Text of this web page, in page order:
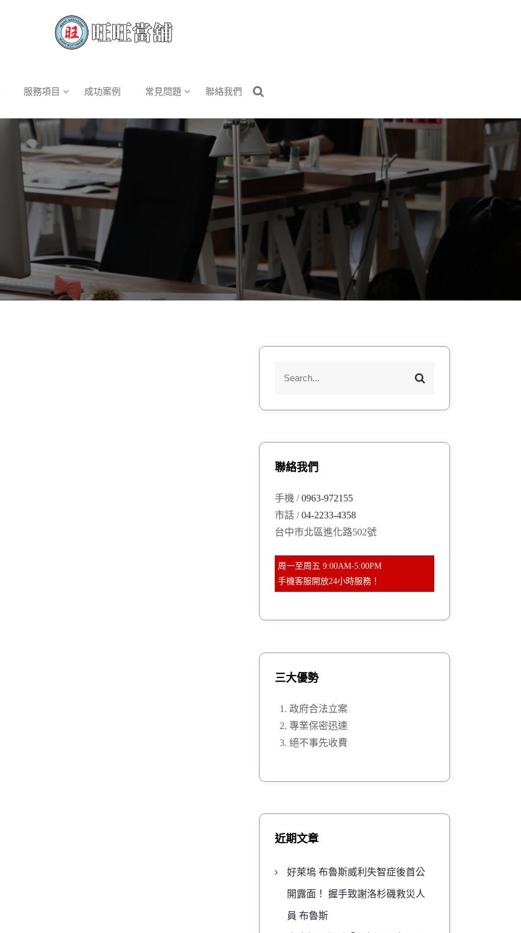
服務項目 成功案例 常見問題 聯絡我們
f
S
r
聯絡我們
手機 /0963-972155
市話 /04-2233-4358
台中市北區進化路502號
周一至周五 9:00AM-5:00PM
手機客服開放24小時服務！
三大優勢
政府合法立案
專業保密迅速
絕不事先收費
近期文章
好萊塢 布魯斯威利失智症後首公
開露面！ 握手致謝洛杉磯救災人
員 布魯斯